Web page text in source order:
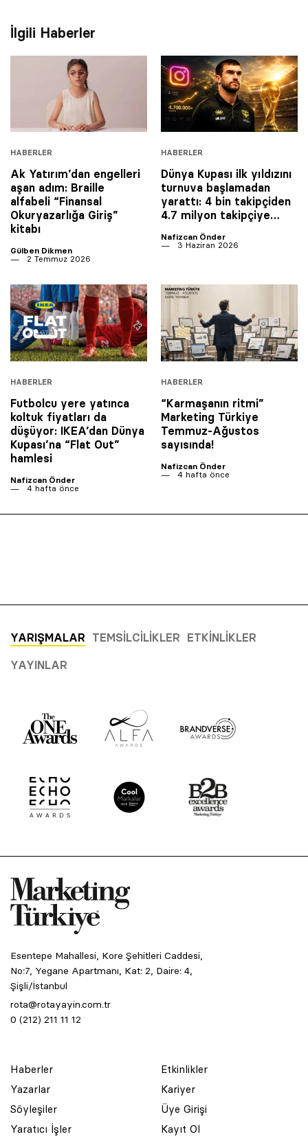
İlgili Haberler
HABERLER
Ak Yatırım’dan engelleri
aşan adım: Braille
alfabeli “Finansal
Okuryazarlığa Giriş”
kitabı
Gülben Dikmen
2 Temmuz 2026
HABERLER
Dünya Kupası ilk yıldızını
turnuva başlamadan
yarattı: 4 bin takipçiden
4.7 milyon takipçiye…
Nafizcan Önder
3 Haziran 2026
HABERLER
Futbolcu yere yatınca
koltuk fiyatları da
düşüyor: IKEA’dan Dünya
Kupası’na “Flat Out”
hamlesi
Nafizcan Önder
4 hafta önce
HABERLER
“Karmaşanın ritmi”
Marketing Türkiye
Temmuz-Ağustos
sayısında!
Nafizcan Önder
4 hafta önce
YARIŞMALAR TEMSILCILIKLER ETKINLIKLER
YAYINLAR
Esentepe Mahallesi, Kore Şehitleri Caddesi,
No:7, Yegane Apartmanı, Kat: 2, Daire: 4,
Şişli/İstanbul
rota@rotayayin.com.tr
0 (212) 211 11 12
Haberler
Yazarlar
Söyleşiler
Yaratıcı İşler
Etkinlikler
Kariyer
Üye Girişi
Kayıt Ol